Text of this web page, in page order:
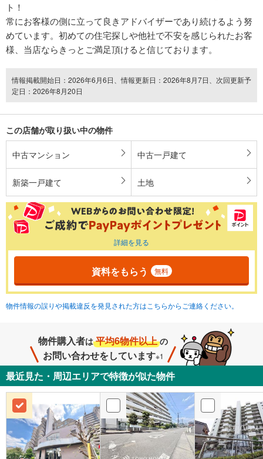
ト！
常にお客様の側に立って良きアドバイザーであり続けるよう努
めています。初めての住宅探しや他社で不安を感じられたお客
様、当店ならきっとご満足頂けると信じております。
情報掲載開始日：2026年6月6日、情報更新日：2026年8月7日、次回更新予
定日：2026年8月20日
この店舗が取り扱い中の物件
中古マンション 中古一戸建て
新築一戸建て 土地
詳細を見る
資料をもらう 無料
物件情報の誤りや掲載違反を発見された方はこちらからご連絡ください。
物件購入者は 平均6物件以上 の
お問い合わせをしています※1
最近見た・周辺エリアで特徴が似た物件